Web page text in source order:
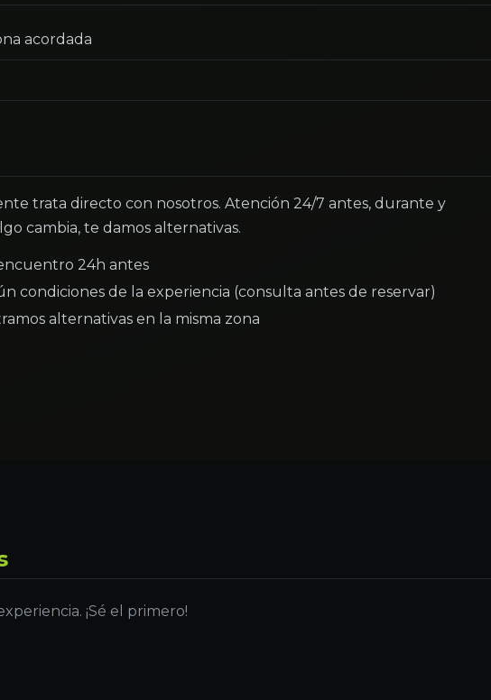
acordada
trata directo con nosotros. Atención 24/7 antes, durante y
cambia, te damos alternativas.
24h antes
condiciones de la experiencia (consulta antes de reservar)
alternativas en la misma zona
¡Sé el primero!